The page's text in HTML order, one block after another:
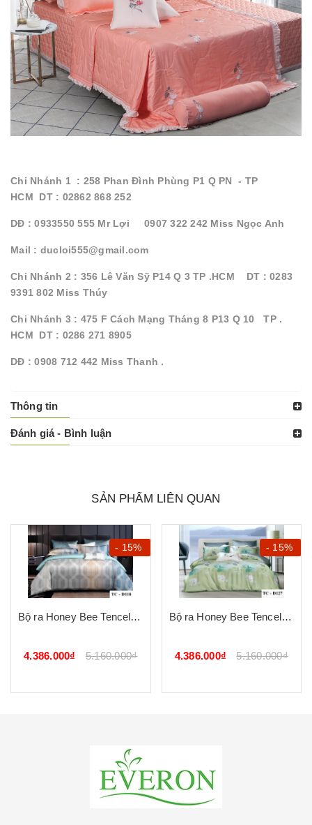
Chi Nhánh 1 : 258 Phan Đình Phùng P1 Q PN - TP
HCM DT : 02862 868 252
DĐ : 0933550 555 Mr Lợi 0907 322 242 Miss Ngọc Anh
Mail : ducloi555@gmail.com
Chi Nhánh 2 : 356 Lê Văn Sỹ P14 Q 3 TP .HCM DT : 0283
9391 802 Miss Thúy
Chi Nhánh 3 : 475 F Cách Mạng Tháng 8 P13 Q 10 TP .
HCM DT : 0286 271 8905
DĐ : 0908 712 442 Miss Thanh .
Thông tin
Đánh giá - Bình luận
SẢN PHẨM LIÊN QUAN
- 15%
Bộ ra Honey Bee Tencel D118
4.386.000₫ 5.160.000₫
- 15%
Bộ ra Honey Bee Tencel D127
4.386.000₫ 5.160.000₫